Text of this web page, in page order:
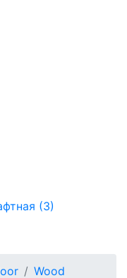
(3)
Wood